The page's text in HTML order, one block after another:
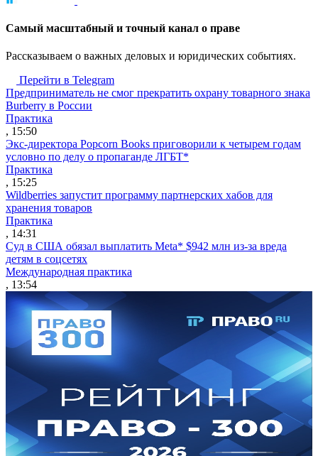
Cамый масштабный и точный канал о праве
Рассказываем о важных деловых и юридических событиях.
Перейти в Telegram
Предприниматель не смог прекратить охрану товарного знака
Burberry в России
Практика
, 15:50
Экс-директора Popcorn Books приговорили к четырем годам
условно по делу о пропаганде ЛГБТ*
Практика
, 15:25
Wildberries запустит программу партнерских хабов для
хранения товаров
Практика
, 14:31
Суд в США обязал выплатить Meta* $942 млн из-за вреда
детям в соцсетях
Международная практика
, 13:54